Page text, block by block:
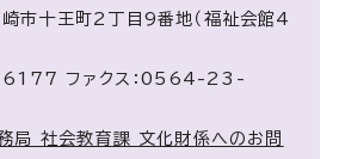
十王町2丁目9番地（福祉会館4
ファクス：0564-23-
局 社会教育課 文化財係へのお問